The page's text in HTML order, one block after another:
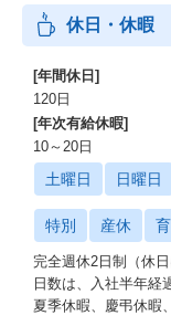
休日・休暇
[年間休日]
120日
[年次有給休暇]
10～20日
土曜日 日曜日
特別 産休
完全週休2日制（休
日数は、入社半年経
夏季休暇、慶弔休暇